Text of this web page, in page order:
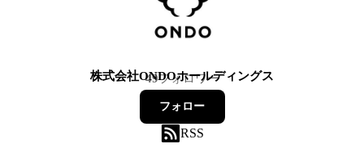
株式会社ONDOホールディングス
49フォロワー
フォロー
RSS